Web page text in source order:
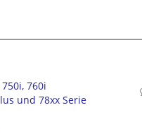
760i
und 78xx Serie